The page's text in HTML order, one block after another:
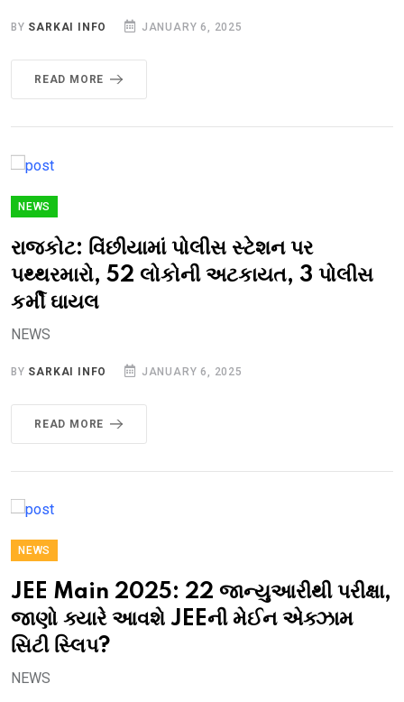
BY SARKAI INFO JANUARY 6, 2025
READ MORE
NEWS
રાજકોટ: વિંછીયામાં પોલીસ સ્ટેશન પર
પથ્થરમારો, 52 લોકોની અટકાયત, 3 પોલીસ
કર્મી ઘાયલ
NEWS
BY SARKAI INFO JANUARY 6, 2025
READ MORE
NEWS
JEE Main 2025: 22 જાન્યુઆરીથી પરીક્ષા,
જાણો ક્યારે આવશે JEEની મેઈન એક્ઝામ
સિટી સ્લિપ?
NEWS